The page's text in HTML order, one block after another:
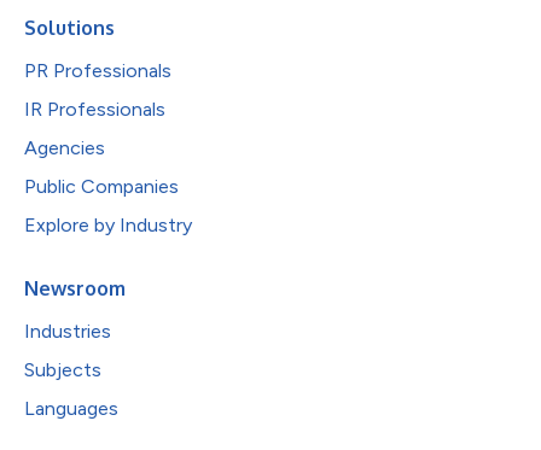
Solutions
PR Professionals
IR Professionals
Agencies
Public Companies
Explore by Industry
Newsroom
Industries
Subjects
Languages